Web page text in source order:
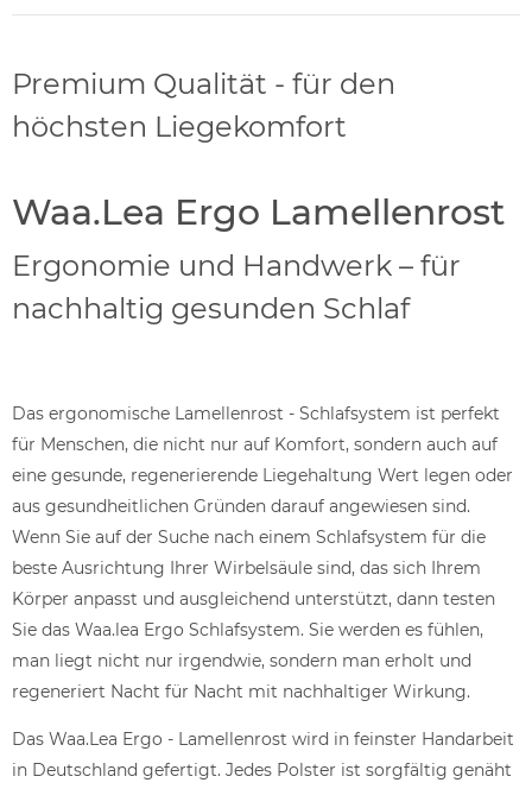
Premium Qualität - für den
höchsten Liegekomfort
Waa.Lea Ergo Lamellenrost
Ergonomie und Handwerk – für
nachhaltig gesunden Schlaf
Das ergonomische Lamellenrost - Schlafsystem ist perfekt
für Menschen, die nicht nur auf Komfort, sondern auch auf
eine gesunde, regenerierende Liegehaltung Wert legen oder
aus gesundheitlichen Gründen darauf angewiesen sind.
Wenn Sie auf der Suche nach einem Schlafsystem für die
beste Ausrichtung Ihrer Wirbelsäule sind, das sich Ihrem
Körper anpasst und ausgleichend unterstützt, dann testen
Sie das Waa.lea Ergo Schlafsystem. Sie werden es fühlen,
man liegt nicht nur irgendwie, sondern man erholt und
regeneriert Nacht für Nacht mit nachhaltiger Wirkung.
Das Waa.Lea Ergo - Lamellenrost wird in feinster Handarbeit
in Deutschland gefertigt. Jedes Polster ist sorgfältig genäht